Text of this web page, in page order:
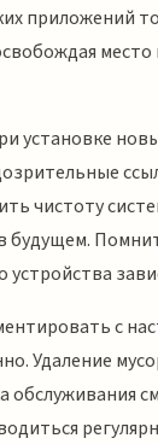
приложений
место
установке
чистоту
будущем.
устройства
с
Удаление
обслуживания